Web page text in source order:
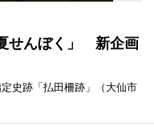
せんぼく」 新企画
史跡「払田柵跡」（大仙市